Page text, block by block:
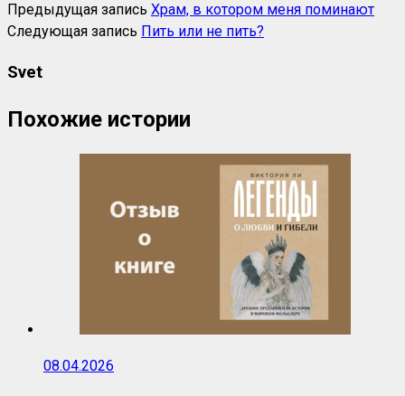
Предыдущая запись Храм, в котором меня поминают
Следующая запись Пить или не пить?
Svet
Похожие истории
08.04.2026